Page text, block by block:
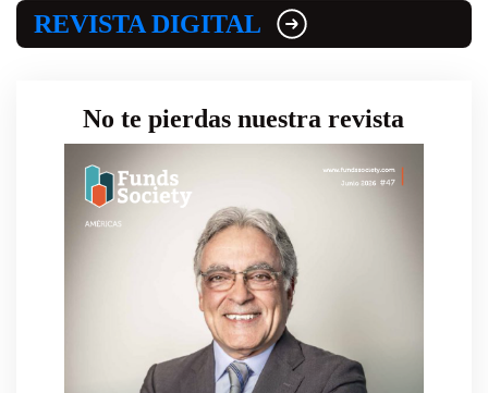
REVISTA DIGITAL
No te pierdas nuestra revista